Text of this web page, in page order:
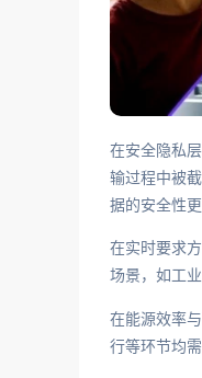
在安全隐私
输过程中被
据的安全性更
在实时要求
场景，如工
在能源效率
行等环节均